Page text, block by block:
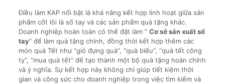
Điều làm KAP nổi bật là khả năng kết hợp linh hoạt giữa sản
phẩm cốt lõi là sổ tay và các sản phẩm quà tặng khác.
Doanh nghiệp hoàn toàn có thể đặt làm ” Cơ sở sản xuất sổ
tay” để làm quà tặng chính, đồng thời kết hợp thêm các
món quà Tết như “giỏ đựng quà”, “quà biếu”, “quà tết công
ty”, “mua quà tết” để tạo thành một bộ quà tặng hoàn chỉnh
và ý nghĩa. Sự kết hợp này không chỉ giúp tiết kiệm thời
gian và công sức cho doanh nghiệp trong việc tìm kiếm và